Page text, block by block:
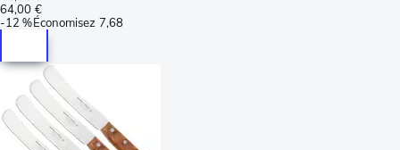
64,00 €
-12 %Économisez 7,68